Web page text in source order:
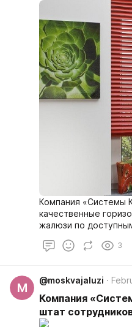
Компания «Системы
качественные
жалюзи по
3
M
@moskvajaluzi
Компания
штат